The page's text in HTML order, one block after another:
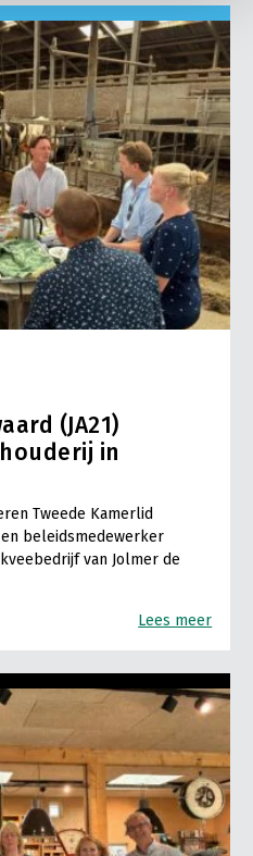
(JA21)
in
Tweede Kamerlid
en beleidsmedewerker
van Jolmer de
Lees meer